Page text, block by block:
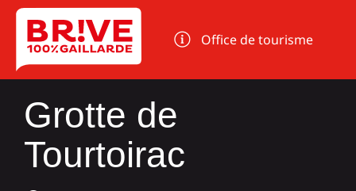
Panneau de gestion des cookies
Office de tourisme
Grotte de
Tourtoirac